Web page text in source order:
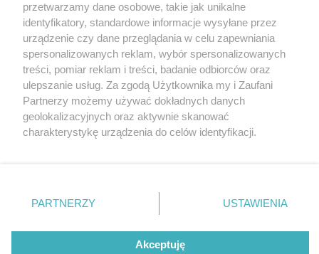
2 / 0
Nie zapomnij
zapoznać się z:
polityką prywatności regulamin korzystania z portali
Twojemiasto
Piekary Śląskie
Chorzów
Tarnowskie Góry
Gliwice
Skontakuj sięz nami
Kontakt
Wydawca
Redakcja
przetwarzamy dane osobowe, takie jak unikalne
identyfikatory, standardowe informacje wysyłane przez
urządzenie czy dane przeglądania w celu zapewniania
spersonalizowanych reklam, wybór spersonalizowanych
treści, pomiar reklam i treści, badanie odbiorców oraz
ulepszanie usług. Za zgodą Użytkownika my i Zaufani
Partnerzy możemy używać dokładnych danych
geolokalizacyjnych oraz aktywnie skanować
charakterystykę urządzenia do celów identyfikacji.
zmienić/wycofać klikając przycisk ustawień prywatności
znajdujący się w lewym dolnym rogu strony
rodzaje przetwarzania danych nie wymagają zgody
użytkownika, ale masz prawo sprzeciwić się takiemu
PARTNERZY USTAWIENIA
Akceptuję